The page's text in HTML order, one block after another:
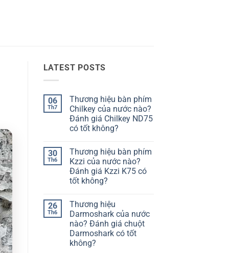
LATEST POSTS
06
Th7
Thương hiệu bàn phím
Chilkey của nước nào?
Đánh giá Chilkey ND75
có tốt không?
bình
luận
ở
Thương
hiệu
bàn
của
nước
nào?
Đánh
giá
Chilkey
ND75
30
Th6
Thương hiệu bàn phím
Kzzi của nước nào?
Đánh giá Kzzi K75 có
tốt không?
bình
luận
ở
Thương
hiệu
bàn
phím
26
Th6
Thương hiệu
Darmoshark của nước
nào? Đánh giá chuột
Darmoshark có tốt
không?